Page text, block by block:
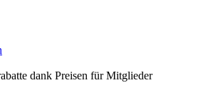
dank Preisen für Mitglieder